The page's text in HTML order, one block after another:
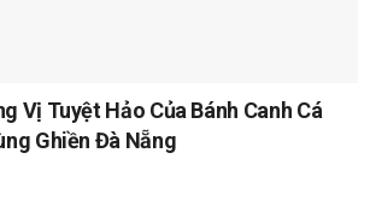
Vị Tuyệt Hảo Của Bánh Canh Cá
Ghiền Đà Nẵng